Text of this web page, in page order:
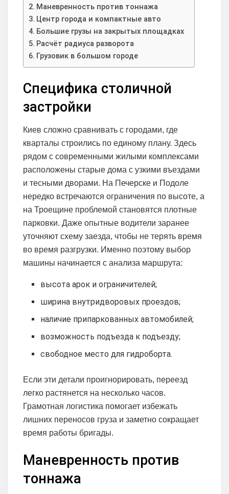
Маневренность против тоннажа
Центр города и компактные авто
Большие грузы на закрытых площадках
Расчёт радиуса разворота
Грузовик в большом городе
Специфика столичной
застройки
Киев сложно сравнивать с городами, где
кварталы строились по единому плану. Здесь
рядом с современными жилыми комплексами
расположены старые дома с узкими въездами
и тесными дворами. На Печерске и Подоле
нередко встречаются ограничения по высоте, а
на Троещине проблемой становятся плотные
парковки. Даже опытные водители заранее
уточняют схему заезда, чтобы не терять время
во время разгрузки. Именно поэтому выбор
машины начинается с анализа маршрута:
высота арок и ограничителей;
ширина внутридворовых проездов;
наличие припаркованных автомобилей;
возможность подъезда к подъезду;
свободное место для гидроборта.
Если эти детали проигнорировать, переезд
легко растянется на несколько часов.
Грамотная логистика помогает избежать
лишних переносов груза и заметно сокращает
время работы бригады.
Маневренность против
тоннажа